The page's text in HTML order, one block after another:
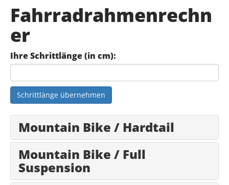
Fahrradrahmenrechn
er
Ihre Schrittlänge (in cm):
Schrittlänge übernehmen
Mountain Bike / Hardtail
Mountain Bike / Full
Suspension